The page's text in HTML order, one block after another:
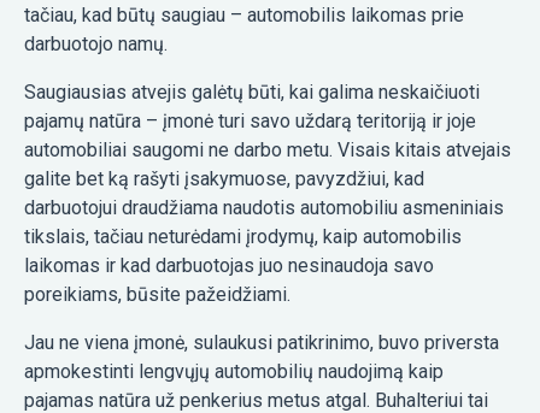
tačiau, kad būtų saugiau – automobilis laikomas prie
darbuotojo namų.
Saugiausias atvejis galėtų būti, kai galima neskaičiuoti
pajamų natūra – įmonė turi savo uždarą teritoriją ir joje
automobiliai saugomi ne darbo metu. Visais kitais atvejais
galite bet ką rašyti įsakymuose, pavyzdžiui, kad
darbuotojui draudžiama naudotis automobiliu asmeniniais
tikslais, tačiau neturėdami įrodymų, kaip automobilis
laikomas ir kad darbuotojas juo nesinaudoja savo
poreikiams, būsite pažeidžiami.
Jau ne viena įmonė, sulaukusi patikrinimo, buvo priversta
apmokestinti lengvųjų automobilių naudojimą kaip
pajamas natūra už penkerius metus atgal. Buhalteriui tai